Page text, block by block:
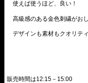
使えば使うほど、良い！
高級感のある金色刺繍がお
デザインも素材もクオリテ
販売時間は12:15－15:00